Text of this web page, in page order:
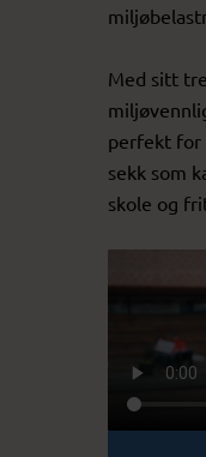
Med sitt
perfekt for
sekk som
skole og